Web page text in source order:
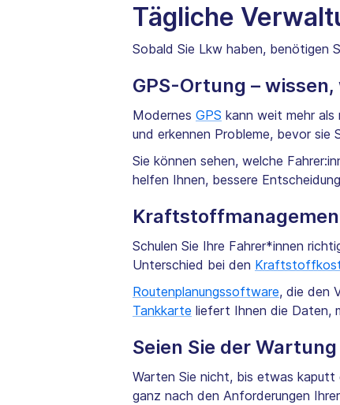
Tägliche
Sobald Sie Lkw haben, benötigen
GPS-Ortung –
Modernes GPS kann weit mehr
und erkennen Probleme, bevor sie
Sie können sehen, welche
helfen Ihnen, bessere
Schulen Sie Ihre Fahrer*innen
Unterschied bei den
Routenplanungssoftware, die den
Tankkarte liefert Ihnen die Daten,
Seien Sie der
Warten Sie nicht, bis etwas kaputt
ganz nach den Anforderungen